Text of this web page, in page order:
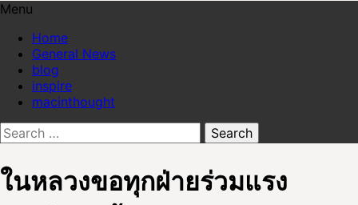
Menu
Home
General News
blog
inspire
macinthought
Search
for:
ในหลวงขอทุกฝ่ายร่วมแรง